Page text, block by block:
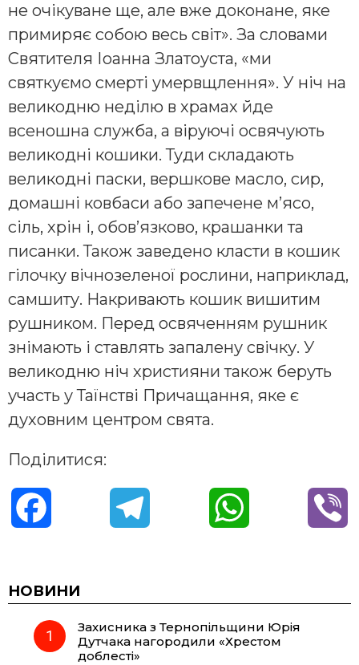
не очікуване ще, але вже доконане, яке
примиряє собою весь світ». За словами
Святителя Іоанна Златоуста, «ми
святкуємо смерті умервщлення». У ніч на
великодню неділю в храмах йде
всеношна служба, а віруючі освячують
великодні кошики. Туди складають
великодні паски, вершкове масло, сир,
домашні ковбаси або запечене м’ясо,
сіль, хрін і, обов’язково, крашанки та
писанки. Також заведено класти в кошик
гілочку вічнозеленої рослини, наприклад,
самшиту. Накривають кошик вишитим
рушником. Перед освяченням рушник
знімають і ставлять запалену свічку. У
великодню ніч християни також беруть
участь у Таїнстві Причащання, яке є
духовним центром свята.
Поділитися:
c
e e t
НОВИНИ
Захисника з Тернопільщини Юрія
Дутчака нагородили «Хрестом
доблесті»